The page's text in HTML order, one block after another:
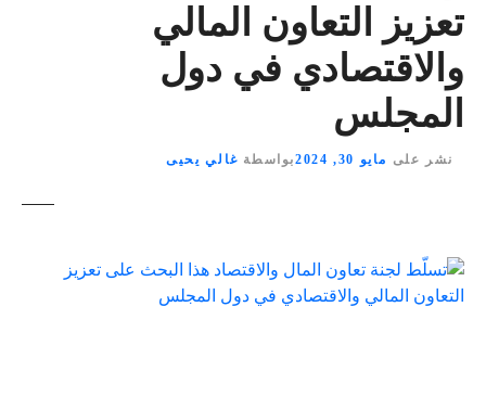
تعزيز التعاون المالي
والاقتصادي في دول
المجلس
نشر على مايو 30, 2024 بواسطة غالي يحيى